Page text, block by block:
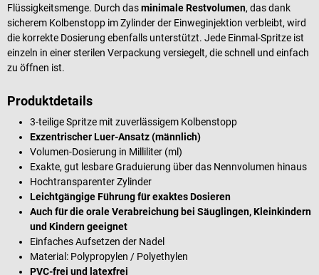
Flüssigkeitsmenge. Durch dasminimale Restvolumen, das dank
sicherem Kolbenstopp im Zylinder der Einweginjektion verbleibt, wird
die korrekte Dosierung ebenfalls unterstützt. Jede Einmal-Spritze ist
einzeln in einer sterilen Verpackung versiegelt, die schnell und einfach
zu öffnen ist.
Produktdetails
3-teilige Spritze mit zuverlässigem Kolbenstopp
Exzentrischer Luer-Ansatz (männlich)
Volumen-Dosierung in Milliliter (ml)
Exakte, gut lesbare Graduierung über das Nennvolumen hinaus
Hochtransparenter Zylinder
Leichtgängige Führung für exaktes Dosieren
Auch für die orale Verabreichung bei Säuglingen, Kleinkindern
und Kindern geeignet
Einfaches Aufsetzen der Nadel
Material: Polypropylen / Polyethylen
PVC-frei und latexfrei